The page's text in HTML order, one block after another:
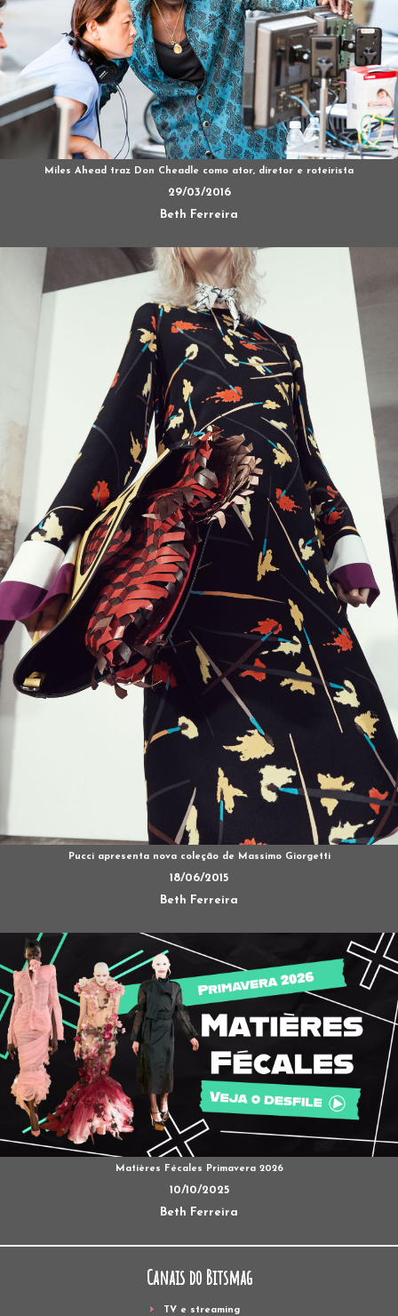
Miles Ahead traz Don Cheadle como ator, diretor e roteirista
29/03/2016
Beth Ferreira
Pucci apresenta nova coleção de Massimo Giorgetti
18/06/2015
Beth Ferreira
Matières Fécales Primavera 2026
10/10/2025
Beth Ferreira
Canais do Bitsmag
TV e streaming